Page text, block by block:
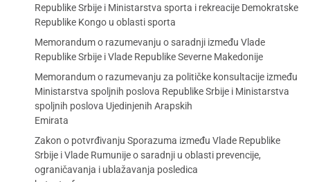
Republike Srbije i Ministarstva sporta i rekreacije Demokratske
Republike Kongo u oblasti sporta
Memorandum o razumevanju o saradnji između Vlade
Republike Srbije i Vlade Republike Severne Makedonije
Memorandum o razumevanju za političke konsultacije između
Ministarstva spoljnih poslova Republike Srbije i Ministarstva
spoljnih poslova Ujedinjenih Arapskih
Emirata
Zakon o potvrđivanju Sporazuma između Vlade Republike
Srbije i Vlade Rumunije o saradnji u oblasti prevencije,
ograničavanja i ublažavanja posledica